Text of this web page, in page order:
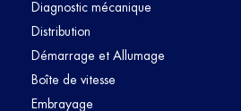
Diagnostic mécanique
Distribution
Démarrage et Allumage
Boîte de vitesse
Embrayage